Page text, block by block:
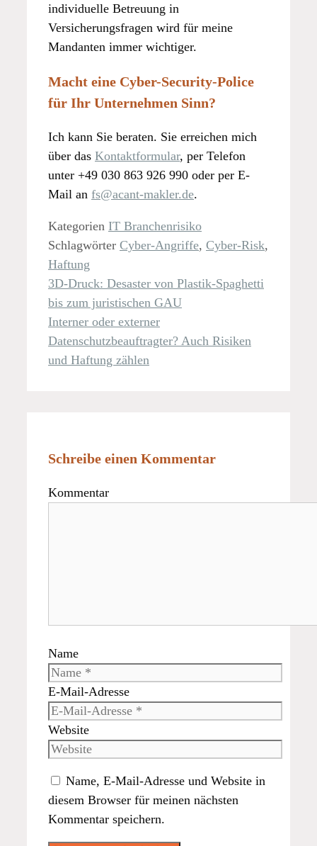
individuelle Betreuung in
Versicherungsfragen wird für meine
Mandanten immer wichtiger.
Macht eine Cyber-Security-Police
für Ihr Unternehmen Sinn?
Ich kann Sie beraten. Sie erreichen mich
über das Kontaktformular, per Telefon
unter +49 030 863 926 990 oder per E-
Mail an fs@acant-makler.de.
Kategorien IT Branchenrisiko
Schlagwörter Cyber-Angriffe, Cyber-Risk,
Haftung
3D-Druck: Desaster von Plastik-Spaghetti
bis zum juristischen GAU
Interner oder externer
Datenschutzbeauftragter? Auch Risiken
und Haftung zählen
Schreibe einen Kommentar
Kommentar
Name
E-Mail-Adresse
Website
Name, E-Mail-Adresse und Website in
diesem Browser für meinen nächsten
Kommentar speichern.